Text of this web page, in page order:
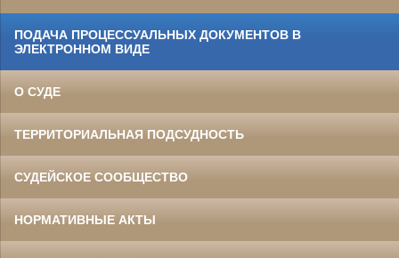
ПОДАЧА ПРОЦЕССУАЛЬНЫХ ДОКУМЕНТОВ В
ЭЛЕКТРОННОМ ВИДЕ
О СУДЕ
ТЕРРИТОРИАЛЬНАЯ ПОДСУДНОСТЬ
СУДЕЙСКОЕ СООБЩЕСТВО
НОРМАТИВНЫЕ АКТЫ